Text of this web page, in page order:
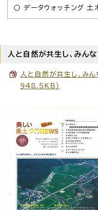
○ データウォッチング 土
人と自然が共生し、みん
人と自然が共生し、み
948.5KB）